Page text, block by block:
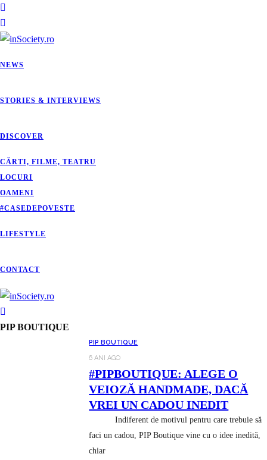
NEWS
STORIES & INTERVIEWS
DISCOVER
CĂRTI, FILME, TEATRU
LOCURI
OAMENI
#CASEDEPOVESTE
LIFESTYLE
CONTACT
PIP BOUTIQUE
PIP BOUTIQUE
6 ANI AGO
#PIPBOUTIQUE: ALEGE O
VEIOZĂ HANDMADE, DACĂ
VREI UN CADOU INEDIT
Indiferent de motivul pentru care trebuie să
faci un cadou, PIP Boutique vine cu o idee inedită,
chiar